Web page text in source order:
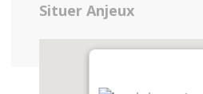
Situer Anjeux